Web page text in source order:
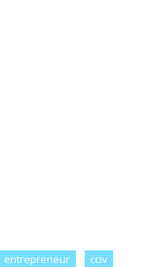
entrepreneur
cciv